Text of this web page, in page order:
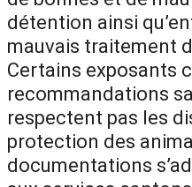
détention ainsi
mauvais traitement
Certains exposants
recommandations
respectent pas les
protection des
documentations